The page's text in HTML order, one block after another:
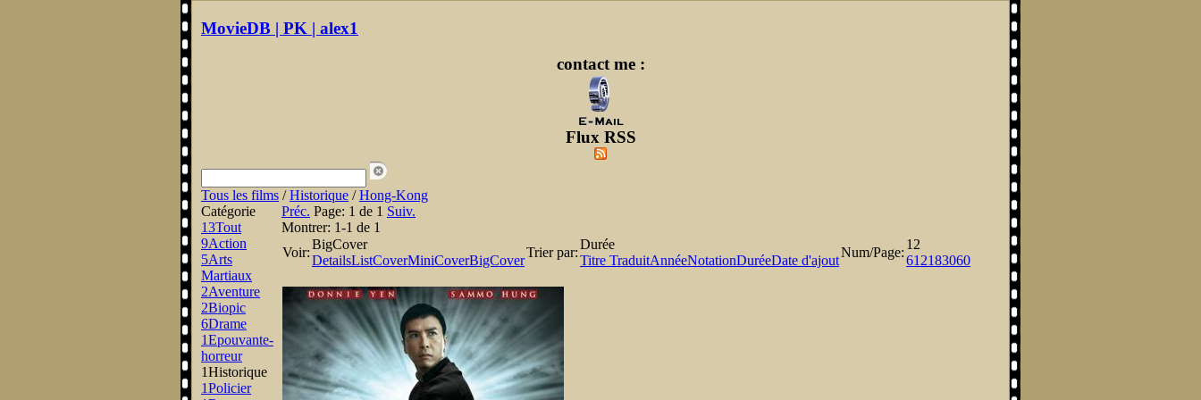
MovieDB | PK | alex1
contact me :
Flux RSS
Tous les films /Historique /Hong-Kong
Catégorie
13Tout
9Action
5Arts
Martiaux
2Aventure
2Biopic
6Drame
1Epouvante-
horreur
1Historique
1Policier
Préc. Page: 1 de 1 Suiv.
Montrer: 1-1 de 1
Voir:
BigCover
DetailsListCoverMiniCoverBigCover
Trier par:
Durée
Titre TraduitAnnéeNotationDuréeDate d'ajout
Num/Page:
12
612183060